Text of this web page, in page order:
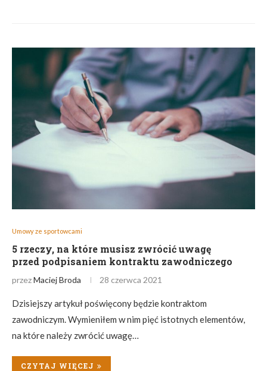
Umowy ze sportowcami
5 rzeczy, na które musisz zwrócić uwagę
przed podpisaniem kontraktu zawodniczego
przezMaciej Broda 28 czerwca 2021
Dzisiejszy artykuł poświęcony będzie kontraktom
zawodniczym. Wymieniłem w nim pięć istotnych elementów,
na które należy zwrócić uwagę…
CZYTAJ WIĘCEJ